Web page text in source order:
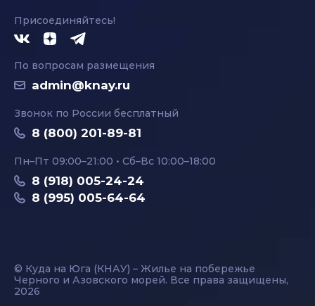
Присоединяйтесь!
По вопросам размещения
admin@knay.ru
Звонок по России бесплатный
8 (800) 201-89-81
Пн–Пт 09:00–21:00 • Сб–Вс 10:00–18:00
8 (918) 005-24-24
8 (995) 005-64-64
© Куда на Юга (КНАУ) – Жилье на побережье
Черного и Азовского морей. Все права защищены,
2026